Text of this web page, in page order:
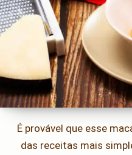
É provável que esse
das receitas mais